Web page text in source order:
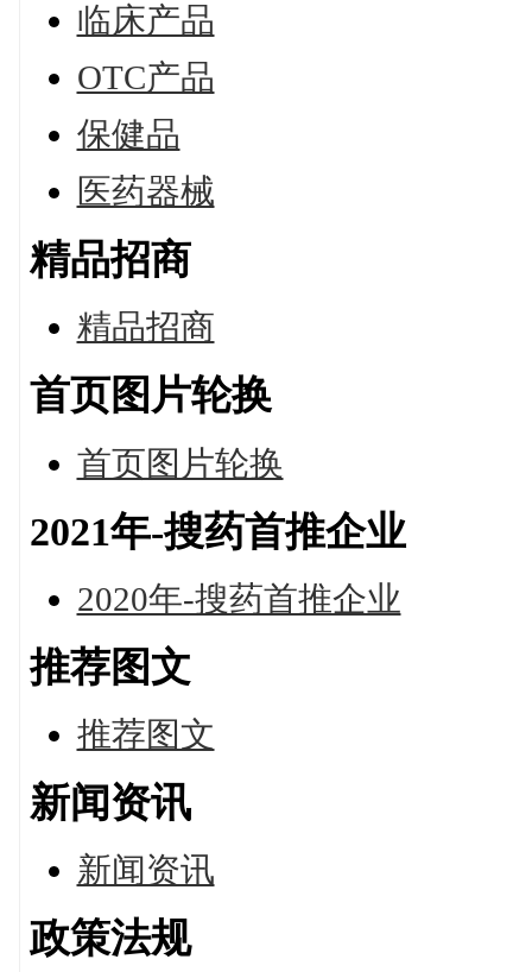
临床产品
OTC产品
保健品
医药器械
精品招商
精品招商
首页图片轮换
首页图片轮换
2021年-搜药首推企业
2020年-搜药首推企业
推荐图文
推荐图文
新闻资讯
新闻资讯
政策法规